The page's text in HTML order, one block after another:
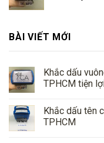
BÀI VIẾT MỚI
Khắc dấu
TPHCM tiện
Khắc dấu tên
TPHCM